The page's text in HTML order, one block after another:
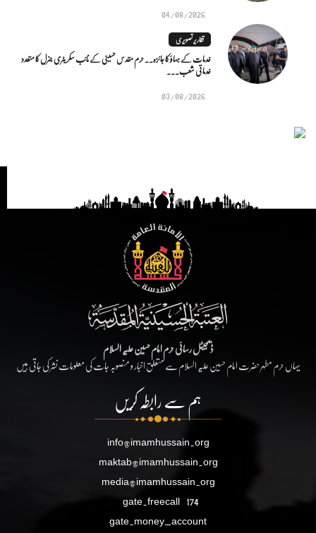
04/08/2026
تقاریر تصویری
خدمات کے بہاؤ کا جائزہ.. حرم مقدس حسینی کے نائب سکریٹری جنرل کا متعدد
خدماتی شعب...
03/08/2026
ڈیجیٹل رسائی حرم امام حسین علیہ السلام
یہاں حرم مطہر حضرت امام حسین علیہ السلام سے متعلق اخبار و منصوبہ جات کی معلومات نشر کی جاتی ہیں
ہم سے رابطہ کریں
info@imamhussain.org
maktab@imamhussain.org
media@imamhussain.org
gate.freecall 174
gate.money_account